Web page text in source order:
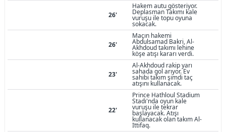
26'
Hakem autu gösteriyor.
Deplasman Takımı kale
vuruşu ile topu oyuna
sokacak.
26'
Maçın hakemi
Abdulsamad Bakri, Al-
Akhdoud takımı lehine
köşe atışı kararı verdi.
23'
Al-Akhdoud rakip yarı
sahada gol arıyor. Ev
sahibi takım şimdi taç
atışını kullanacak.
22'
Prince Hathloul Stadium
Stadı'nda oyun kale
vuruşu ile tekrar
başlayacak. Atışı
kullanacak olan takım Al-
Ittifaq.